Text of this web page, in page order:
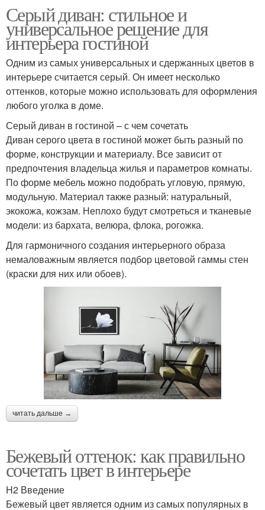
Серый диван: стильное и
универсальное решение для
интерьера гостиной
Одним из самых универсальных и сдержанных цветов в
интерьере считается серый. Он имеет несколько
оттенков, которые можно использовать для оформления
любого уголка в доме.
Серый диван в гостиной – с чем сочетать
Диван серого цвета в гостиной может быть разный по
форме, конструкции и материалу. Все зависит от
предпочтения владельца жилья и параметров комнаты.
По форме мебель можно подобрать угловую, прямую,
модульную. Материал также разный: натуральный,
экокожа, кожзам. Неплохо будут смотреться и тканевые
модели: из бархата, велюра, флока, рогожка.
Для гармоничного создания интерьерного образа
немаловажным является подбор цветовой гаммы стен
(краски для них или обоев).
читать дальше →
Бежевый оттенок: как правильно
сочетать цвет в интерьере
H2 Введение
Бежевый цвет является одним из самых популярных в